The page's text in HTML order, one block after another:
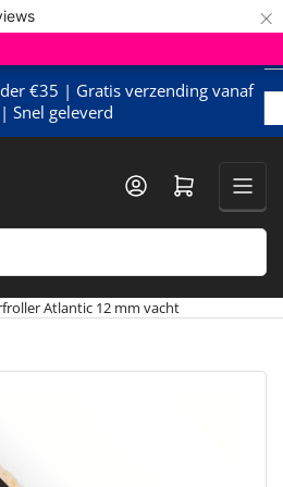
×
€35 | Gratis verzending vanaf
Snel geleverd
Mini-winkelwagen openen
Atlantic 12 mm vacht